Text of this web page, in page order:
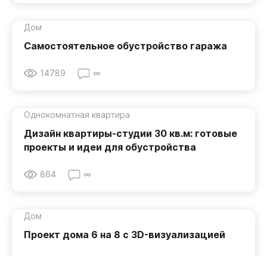
Дом
Самостоятельное обустройство гаража
14789 ∞
Однокомнатная квартира
Дизайн квартиры-студии 30 кв.м: готовые
проекты и идеи для обустройства
864 ∞
Дом
Проект дома 6 на 8 с 3D-визуализацией